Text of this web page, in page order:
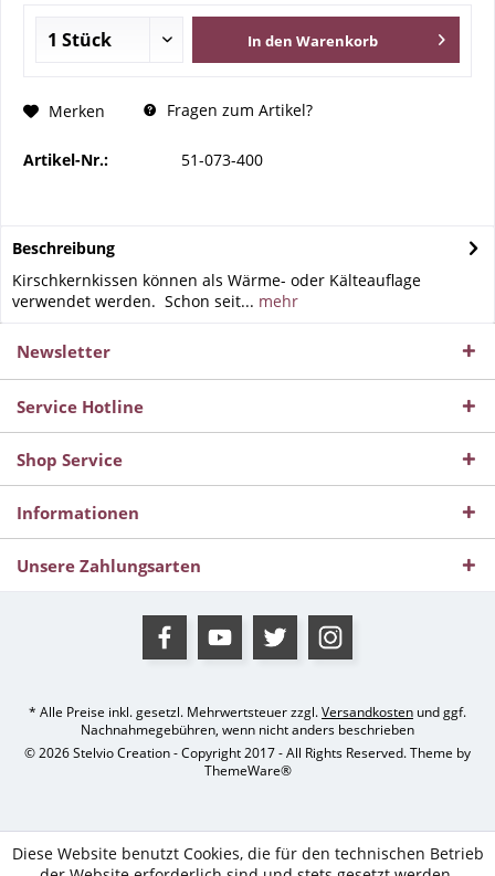
In den Warenkorb
Merken Fragen zum Artikel?
Artikel-Nr.: 51-073-400
Beschreibung
Kirschkernkissen können als Wärme- oder Kälteauflage
verwendet werden. Schon seit... mehr
Newsletter
Service Hotline
Shop Service
Informationen
Unsere Zahlungsarten
* Alle Preise inkl. gesetzl. Mehrwertsteuer zzgl.Versandkosten und ggf.
Nachnahmegebühren, wenn nicht anders beschrieben
© 2026 Stelvio Creation - Copyright 2017 - All Rights Reserved. Theme by
ThemeWare®
Diese Website benutzt Cookies, die für den technischen Betrieb